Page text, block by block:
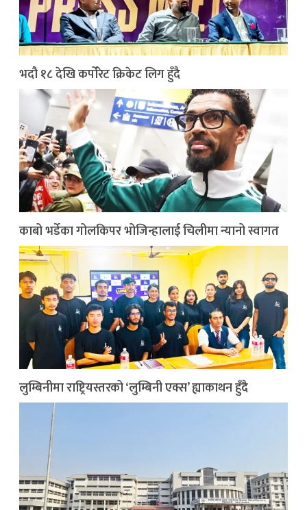
भदौ १८ देखि कर्पोरेट क्रिकेट लिग हुँदै
काबो भर्डेका गोलकिपर भोजिन्हालाई चिलीमा न्यानो स्वागत
लुम्बिनीमा राष्ट्रियस्तरको ‘लुम्बिनी एक्स’ ह्याकाथन हुँदै